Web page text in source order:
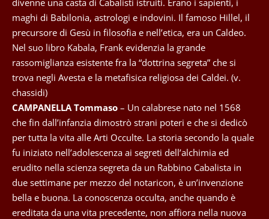
maghi di Babilonia, astrologi e indovini. Il famoso Hillel, il
precursore di Gesù in filosofia e nell’etica, era un Caldeo.
Nel suo libro Kabala, Frank evidenzia la grande
rassomiglianza esistente fra la “dottrina segreta” che si
trova negli Avesta e la metafisica religiosa dei Caldei. (v.
chassidi)
CAMPANELLA Tommaso – Un calabrese nato nel 1568
che fin dall’infanzia dimostrò strani poteri e che si dedicò
per tutta la vita alle Arti Occulte. La storia secondo la quale
fu iniziato nell’adolescenza ai segreti dell’alchimia ed
erudito nella scienza segreta da un Rabbino Cabalista in
due settimane per mezzo del notaricon, è un’invenzione
bella e buona. La conoscenza occulta, anche quando è
ereditata da una vita precedente, non affiora nella nuova